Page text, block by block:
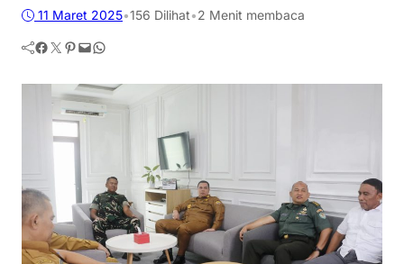
11 Maret 2025•156 Dilihat•2 Menit membaca
Facebook Twitter Pinterest Mail WhatsApp